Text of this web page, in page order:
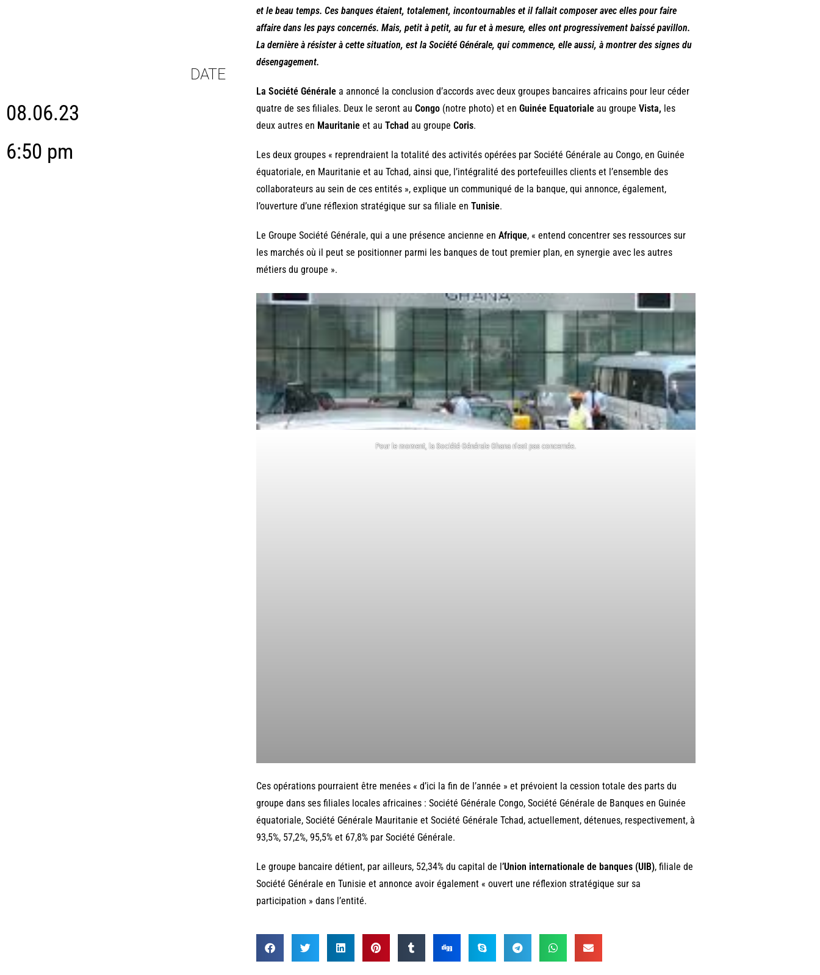
DATE
08.06.23
6:50 pm
et le beau temps. Ces banques étaient, totalement, incontournables et il fallait composer avec elles pour faire
affaire dans les pays concernés. Mais, petit à petit, au fur et à mesure, elles ont progressivement baissé pavillon.
La dernière à résister à cette situation, est la Société Générale, qui commence, elle aussi, à montrer des signes du
désengagement.
La Société Généralea annoncé la conclusion d’accords avec deux groupes bancaires africains pour leur céder
quatre de ses filiales. Deux le seront au Congo(notre photo) et en Guinée Equatorialeau groupe Vista, les
deux autres en Mauritanieet au Tchad au groupe Coris.
Les deux groupes « reprendraient la totalité des activités opérées par Société Générale au Congo, en Guinée
équatoriale, en Mauritanie et au Tchad, ainsi que, l’intégralité des portefeuilles clients et l’ensemble des
collaborateurs au sein de ces entités », explique un communiqué de la banque, qui annonce, également,
l’ouverture d’une réflexion stratégique sur sa filiale en Tunisie.
Le Groupe Société Générale, qui a une présence ancienne en Afrique, « entend concentrer ses ressources sur
les marchés où il peut se positionner parmi les banques de tout premier plan, en synergie avec les autres
métiers du groupe ».
Pour le moment, la Société Générale Ghana n’est pas concernée.
Ces opérations pourraient être menées « d’ici la fin de l’année » et prévoient la cession totale des parts du
groupe dans ses filiales locales africaines : Société Générale Congo, Société Générale de Banques en Guinée
équatoriale, Société Générale Mauritanie et Société Générale Tchad, actuellement, détenues, respectivement, à
93,5%, 57,2%, 95,5% et 67,8% par Société Générale.
Le groupe bancaire détient, par ailleurs, 52,34% du capital de l ’Union internationale de banques (UIB), filiale de
Société Générale en Tunisie et annonce avoir également « ouvert une réflexion stratégique sur sa
participation » dans l’entité.